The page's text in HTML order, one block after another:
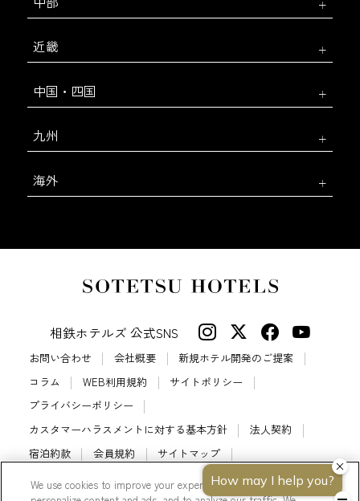
近畿
中国・四国
九州
海外
相鉄ホテルズ 公式SNS
お問い合わせ 会社概要
新規ホテル開発のご提案
コラム
WEB利用規約
サイトポリシー
プライバシーポリシー
カスタマーハラスメントに対する基本方針
法人契約
宿泊約款
会員規約
サイトマップ
相鉄ホテルズ パートナーホテル加盟募集のご案内
採用情報
We use cookies to improve your experience on our website, to